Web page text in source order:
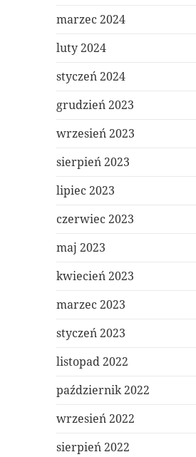
marzec 2024
luty 2024
styczeń 2024
grudzień 2023
wrzesień 2023
sierpień 2023
lipiec 2023
czerwiec 2023
maj 2023
kwiecień 2023
marzec 2023
styczeń 2023
listopad 2022
październik 2022
wrzesień 2022
sierpień 2022